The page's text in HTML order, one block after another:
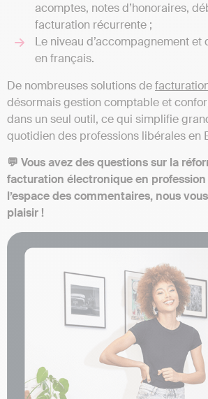
acomptes, notes d’honoraires,
facturation récurrente ;
Le niveau d’accompagnement
en français.
De nombreuses solutions de
désormais gestion comptable et
dans un seul outil, ce qui simplifie
quotidien des professions libérales en
💬 Vous avez des questions sur la
facturation électronique en
l’espace des commentaires, nous
plaisir !